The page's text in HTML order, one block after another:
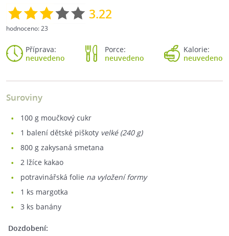
3.22
hodnoceno:23
Příprava:
neuvedeno
Porce:
neuvedeno
Kalorie:
neuvedeno
Suroviny
100 g moučkový cukr
1 balení dětské piškoty velké (240 g)
800 g zakysaná smetana
2 lžíce kakao
potravinářská folie na vyložení formy
1 ks margotka
3 ks banány
Dozdobení: